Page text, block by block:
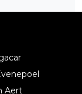
10. Vacek (Li
Aert